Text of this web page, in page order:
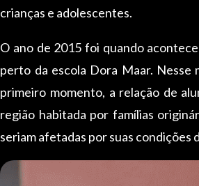
crianças e adolescentes.
O ano de 2015 foi quando
perto da escola Dora Maar. Nesse
primeiro momento, a relação de
região habitada por famílias
seriam afetadas por suas condições